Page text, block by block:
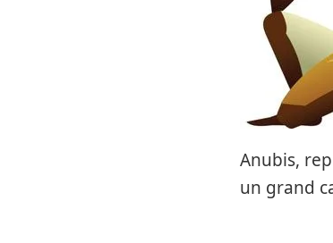
Anubis,
un grand